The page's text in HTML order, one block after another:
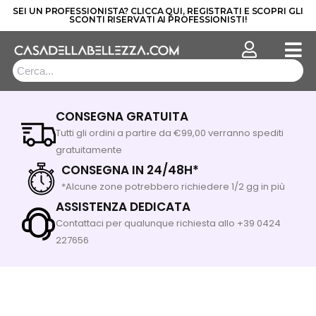
al
contenuto
SEI UN PROFESSIONISTA? CLICCA QUI, REGISTRATI E SCOPRI GLI
SCONTI RISERVATI AI PROFESSIONISTI!
CONSEGNA GRATUITA
Tutti gli ordini a partire da €99,00 verranno spediti
gratuitamente
CONSEGNA IN 24/48H*
*Alcune zone potrebbero richiedere 1/2 gg in più
ASSISTENZA DEDICATA
Contattaci per qualunque richiesta allo +39 0424
227656